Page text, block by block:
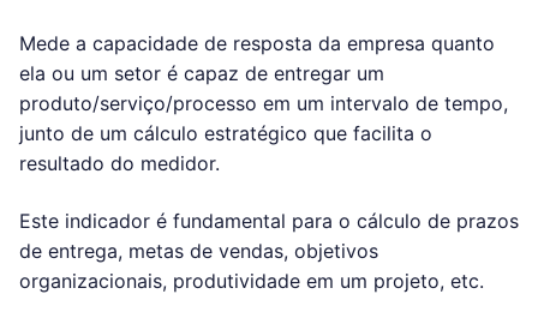
Mede a capacidade de resposta da empresa quanto
ela ou um setor é capaz de entregar um
produto/serviço/processo em um intervalo de tempo,
junto de um cálculo estratégico que facilita o
resultado do medidor.
Este indicador é fundamental para o cálculo de prazos
de entrega, metas de vendas, objetivos
organizacionais, produtividade em um projeto, etc.